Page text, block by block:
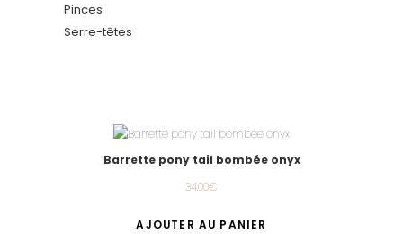
Pinces
Serre-têtes
Barrette pony tail bombée onyx
34.00€
AJOUTER AU PANIER